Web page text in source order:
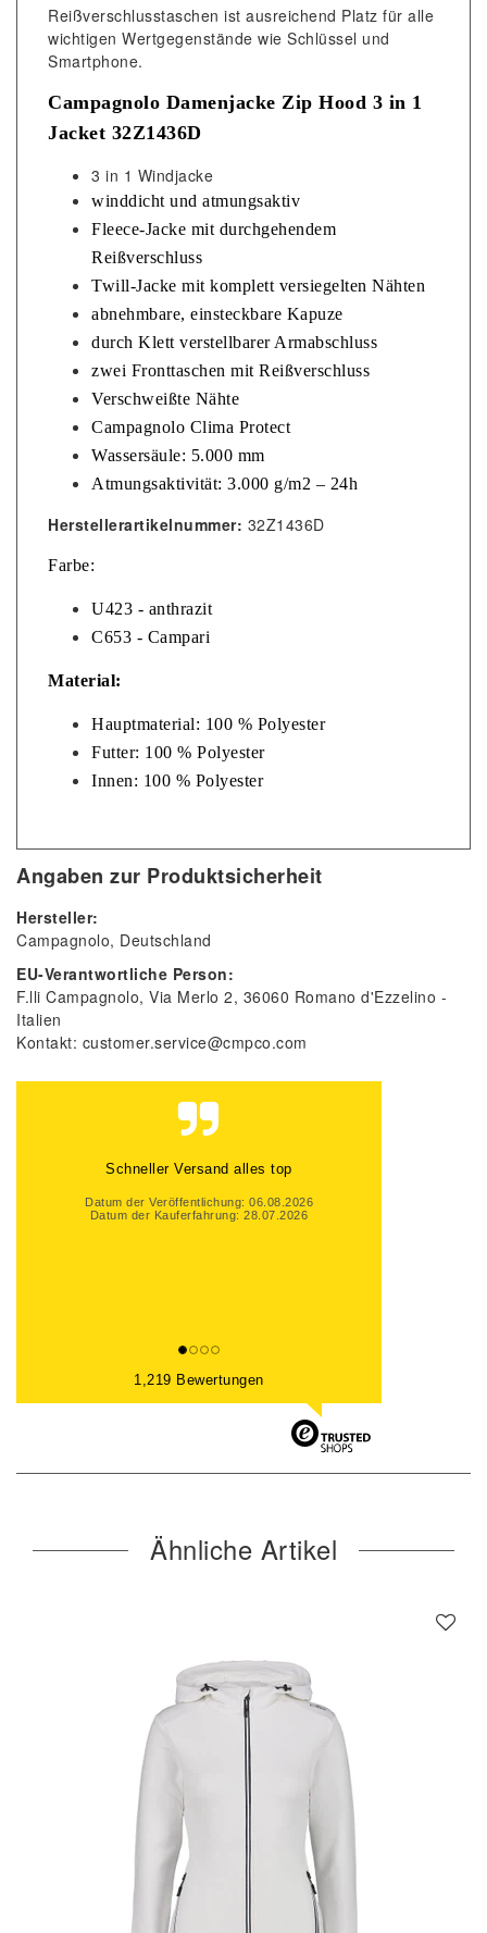
Reißverschlusstaschen ist ausreichend Platz für alle
wichtigen Wertgegenstände wie Schlüssel und
Smartphone.
Campagnolo Damenjacke Zip Hood 3 in 1
Jacket 32Z1436D
3 in 1 Windjacke
winddicht und atmungsaktiv
Fleece-Jacke mit durchgehendem
Reißverschluss
Twill-Jacke mit komplett versiegelten Nähten
abnehmbare, einsteckbare Kapuze
durch Klett verstellbarer Armabschluss
zwei Fronttaschen mit Reißverschluss
Verschweißte Nähte
Campagnolo Clima Protect
Wassersäule: 5.000 mm
Atmungsaktivität: 3.000 g/m2 – 24h
Herstellerartikelnummer: 32Z1436D
​Farbe:
U423 - anthrazit
C653 - Campari
Material:
Hauptmaterial: 100 % Polyester
Futter: 100 % Polyester
​Innen: 100 % Polyester
Angaben zur Produktsicherheit
Hersteller:
Campagnolo Deutschland
EU-Verantwortliche Person:
F.lli Campagnolo Via Merlo 2 36060 Romano d'Ezzelino
Italien
Kontakt: customer.service@cmpco.com
Schneller Versand alles top
Datum der Veröffentlichung: 06.08.2026
Datum der Kauferfahrung: 28.07.2026
1,219 Bewertungen
Ähnliche Artikel